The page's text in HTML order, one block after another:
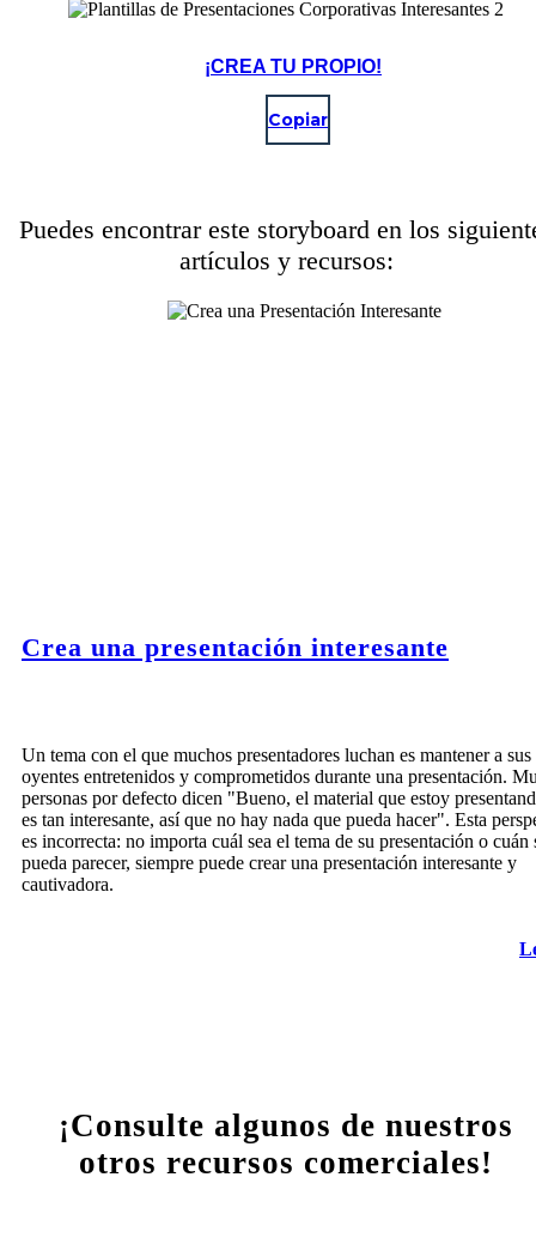
¡CREA TU PROPIO!
Copiar
Puedes encontrar este storyboard en los
artículos y recursos:
Crea una presentación interesante
Un tema con el que muchos presentadores luchan es mantener a sus
oyentes entretenidos y comprometidos durante una presentación.
personas por defecto dicen "Bueno, el material que estoy
es tan interesante, así que no hay nada que pueda hacer". Esta
es incorrecta: no importa cuál sea el tema de su presentación o cuán
pueda parecer, siempre puede crear una presentación interesante y
cautivadora.
¡Consulte algunos de nuestros
otros recursos comerciales!